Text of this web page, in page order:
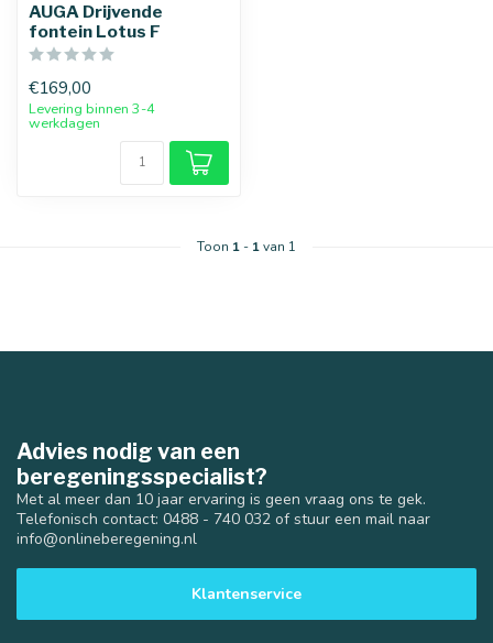
AUGA Drijvende
fontein Lotus F
€169,00
Levering binnen 3-4
werkdagen
Toon 1 - 1van 1
Advies nodig van een
beregeningsspecialist?
Met al meer dan 10 jaar ervaring is geen vraag ons te gek.
Telefonisch contact: 0488 - 740 032 of stuur een mail naar
info@onlineberegening.nl
Klantenservice